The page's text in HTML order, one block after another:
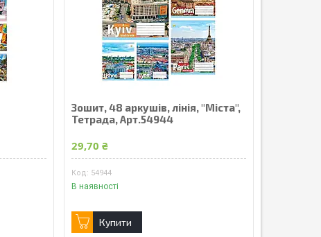
Зошит, 48 аркушів, лінія, "Міста",
Тетрада, Арт.54944
29,70 ₴
54944
В наявності
Купити